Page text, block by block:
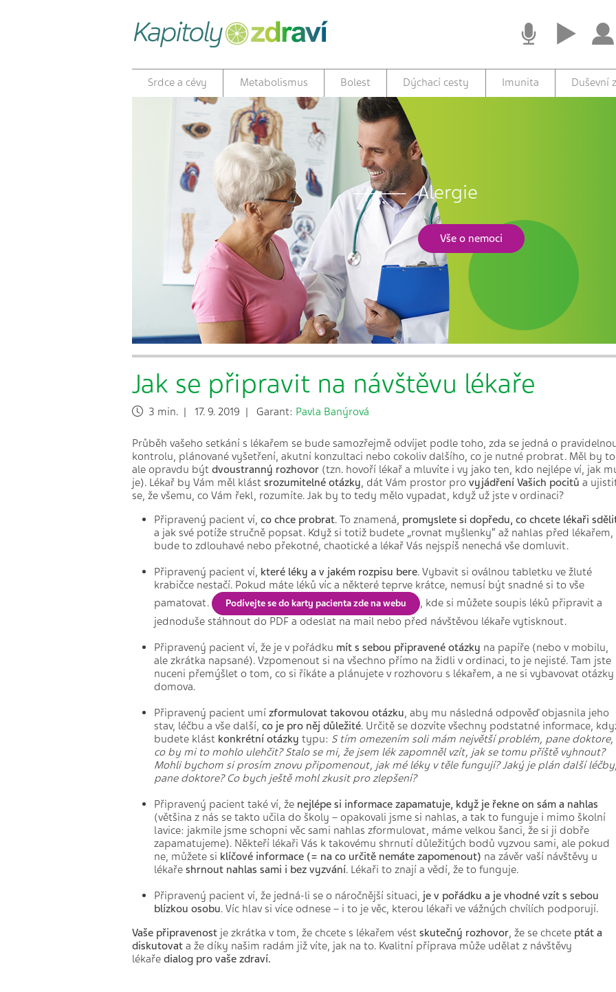
Srdce a cévy Metabolismus Bolest Dýchací cesty Imunita Duševní
Alergie
Vše o nemoci
Jak se připravit na návštěvu lékaře
3 min. | 17. 9. 2019 | Garant: Pavla Banýrová
Průběh vašeho setkání s lékařem se bude samozřejmě odvíjet podle toho, zda se jedná o
kontrolu, plánované vyšetření, akutní konzultaci nebo cokoliv dalšího, co je nutné probrat. Měl by to
ale opravdu být dvoustranný rozhovor (tzn. hovoří lékař a mluvíte i vy jako ten, kdo nejlépe ví, jak
je). Lékař by Vám měl klást srozumitelné otázky, dát Vám prostor pro vyjádření Vašich pocitů a
se, že všemu, co Vám řekl, rozumíte. Jak by to tedy mělo vypadat, když už jste v ordinaci?
Připravený pacient ví, co chce probrat. To znamená, promyslete si dopředu, co chcete lékaři
a jak své potíže stručně popsat. Když si totiž budete „rovnat myšlenky“ až nahlas před lékařem,
bude to zdlouhavé nebo překotné, chaotické a lékař Vás nejspíš nenechá vše domluvit.
Připravený pacient ví, které léky a v jakém rozpisu bere. Vybavit si oválnou tabletku ve žluté
krabičce nestačí. Pokud máte léků víc a některé teprve krátce, nemusí být snadné si to vše
pamatovat.
Podívejte se do karty pacienta zde na webu
, kde si můžete soupis léků připravit a
jednoduše stáhnout do PDF a odeslat na mail nebo před návštěvou lékaře vytisknout.
Připravený pacient ví, že je v pořádku mít s sebou připravené otázky na papíře (nebo v mobilu,
ale zkrátka napsané). Vzpomenout si na všechno přímo na židli v ordinaci, to je nejisté. Tam jste
nuceni přemýšlet o tom, co si říkáte a plánujete v rozhovoru s lékařem, a ne si vybavovat otázky
domova.
Připravený pacient umí zformulovat takovou otázku, aby mu následná odpověď objasnila jeho
stav, léčbu a vše další, co je pro něj důležité. Určitě se dozvíte všechny podstatné informace,
budete klást konkrétní otázky typu: S tím omezením soli mám největší problém, pane doktore,
co by mi to mohlo ulehčit? Stalo se mi, že jsem lék zapomněl vzít, jak se tomu příště vyhnout?
Mohli bychom si prosím znovu připomenout, jak mé léky v těle fungují? Jaký je plán další léčby,
pane doktore? Co bych ještě mohl zkusit pro zlepšení?
Připravený pacient také ví, že nejlépe si informace zapamatuje, když je řekne on sám a nahlas
(většina z nás se takto učila do školy – opakovali jsme si nahlas, a tak to funguje i mimo školní
lavice: jakmile jsme schopni věc sami nahlas zformulovat, máme velkou šanci, že si ji dobře
zapamatujeme). Někteří lékaři Vás k takovému shrnutí důležitých bodů vyzvou sami, ale pokud
ne, můžete si klíčové informace (= na co určitě nemáte zapomenout) na závěr vaší návštěvy u
lékaře shrnout nahlas sami i bez vyzvání. Lékaři to znají a vědí, že to funguje.
Připravený pacient ví, že jedná-li se o náročnější situaci, je v pořádku a je vhodné vzít s sebou
blízkou osobu. Víc hlav si více odnese – i to je věc, kterou lékaři ve vážných chvílích podporují.
Vaše připravenost je zkrátka v tom, že chcete s lékařem vést skutečný rozhovor, že se chcete ptát a
diskutovat a že díky našim radám již víte, jak na to. Kvalitní příprava může udělat z návštěvy
lékaře dialog pro vaše zdraví.